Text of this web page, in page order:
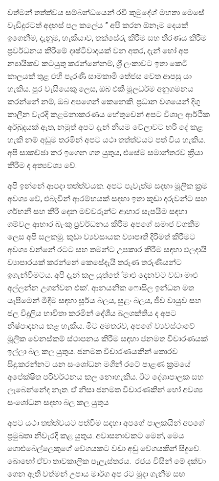
වත්මන් තත්ත්වය සම්බන්ධයෙන් රවී කුමුදේශ් මහතා මෙසේ
වැඩිදුරටත් අදහස් පල කලේය ” අපි කරන ඕනෑම දෙයක්
ඉගෙනීම, දැනුම, හැකියාව, තක්සේරු කිරීම සහ තීරණය කිරීම
ප්‍රවර්ධනය කිරීමේ දෘෂ්ටිවාදයක් වන අතර, දැන් හෝ අප
න්‍යායිකව කටයුතු කරන්නේනම්, ශ්‍රී ලංකාවට ඉතා කෙටි
කාලයක් තුළ එහි පැරණි සාමකාමී තේජස වෙත ආපසු යා
හැකිය. පුර වැසියෙකු ලෙස, ඔබ එකී මූලධර්ම අනුගමනය
කරන්නේ නම්, ඔබ අපගෙන් කෙනෙකි. ප්‍රධාන වශයෙන් දිගු
කාලීන වැරදි කළමනාකරණය හේතුවෙන් අපට විශාල ආර්ථික
අර්බුදයක් ඇත, නමුත් අපට දැන් නියම වේලාවට හරි දේ කළ
හැකි නම් අඩුම තරමින් අපට යථා තත්ත්වයට පත් විය හැකිය.
අපි සාකච්ඡා කර ඉගෙන ගත යුතුය, එසේම සමාන්තරව ක්‍රියා
කිරීම ද අත්‍යවශ්‍ය වේ.
අපි ඉන්නේ ආපදා තත්ත්වයක. අපට පැවැත්ම සඳහා මූලික ක්‍රම
අවශ්‍ය වේ, එබැවින් ආරම්භයක් සඳහා ඉතා කුඩා දරුවන්ට සහ
ගර්භනී සහ කිරි දෙන මව්වරුන්ට ආහාර සැපයීම සඳහා
ගම්වල ආහාර බැංකු ප්‍රවර්ධනය කිරීම අපගේ සමාජ වගකීම
ලෙස අපි සලකමු. කුඩා ව්‍යවසායක ව්‍යාපෘති දිරිමත් කිරීමට
අවශ්‍ය වන්නේ රටට සහ තමන්ට උපකාර කිරීම සඳහා ඵලදායි
ව්‍යාපාරයක් කරන්නේ කෙසේදැයි තරුණ තරුණියන්ට
ඉගැන්වීමටය. අපි දැන් කල යුත්තේ ‘මාළු දෙනවට වඩා මාළු
අල්ලන්න උගන්වන එක’. ආනයනික ෆොසිල ඉන්ධන මත
යැපීමෙන් මිදීම සඳහා සූර්ය බලය, සුළං බලය, ජීව වායුව සහ
ජල විදුලිය භාවිතා කරමින් දේශීය බලශක්තිය ද අපට
නිෂ්පාදනය කළ හැකිය. මීට අමතරව, අපගේ ව්‍යවස්ථාවේ
මූලික වෙනස්කම් ස්ථාපනය කිරීම සඳහා ජනමත විචාරණයක්
ඉල්ලා බල කල යුතුය. ජනමත විචාරණයකින් තොරව
සිදු.කරන්නට යන සංශෝධන මගින් රටේ පාළණ ක්‍රමයේ
අපේක්ෂිත පරිවර්ථනය කල නොහැකිය. ඊට දේශාපාලක සහ
ලැබෙන්නේද නැත. ඒ නිසා ජනමත විචාරණකින් හෝ අවශ්‍ය
සංශෝධන සදහා බල කල යුතුය
අපට යථා තත්ත්වයට පත්වීම සඳහා අපගේ පාලකයින් අපගේ
ප්‍රමුඛතා නිවැරදි කළ යුතුය. අවාසනාවකට මෙන්, මෙය
ගොළුබෙල්ලෙකුගේ වේගයකට වඩා අඩු වේගයකින් සිදුවේ.
බොහෝ ඒවා තාවකාලික පැලැස්තරය. රජය විසින් මේ දක්වා
ගෙන ඇති වත්මන් උපාය මාර්ග අප රට මුදා ගැනීම සහ